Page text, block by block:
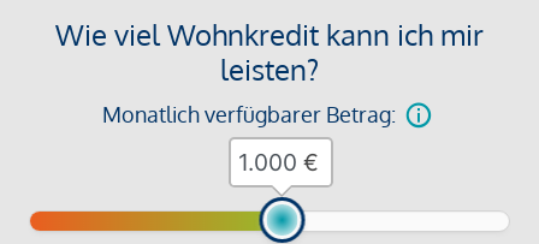
Wie viel Wohnkredit kann ich mir
leisten?
Monatlich verfügbarer Betrag:
€